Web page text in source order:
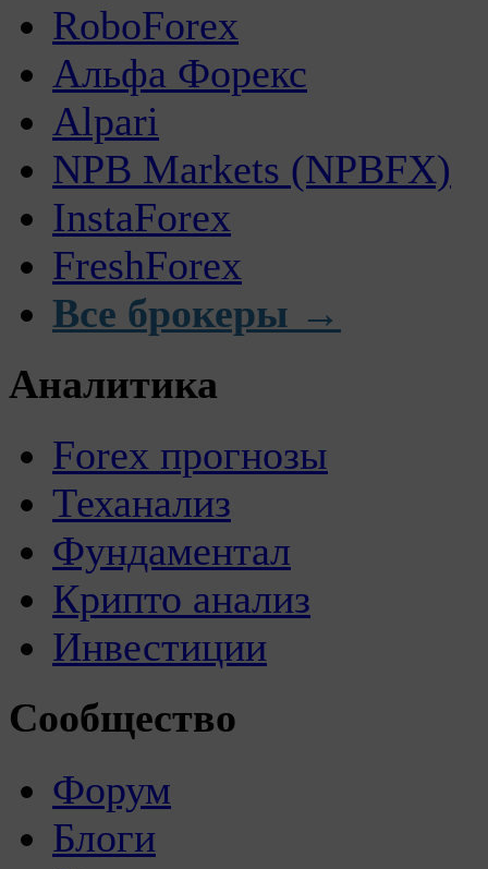
RoboForex
Альфа Форекс
Alpari
NPB Markets (NPBFX)
InstaForex
FreshForex
Все брокеры →
Аналитика
Forex прогнозы
Теханализ
Фундаментал
Крипто анализ
Инвестиции
Сообщество
Форум
Блоги